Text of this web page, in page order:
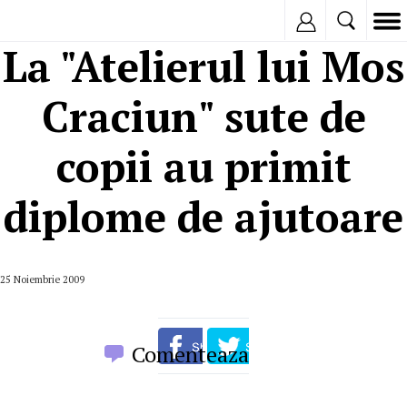
La "Atelierul lui Mos
Craciun" sute de
copii au primit
diplome de ajutoare
25 Noiembrie 2009
Comenteaza